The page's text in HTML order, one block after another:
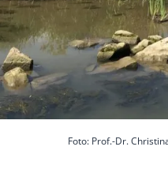
Foto: Prof.-Dr.